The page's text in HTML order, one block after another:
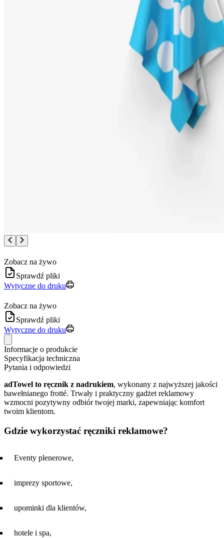
Zobacz na żywo
Sprawdź pliki
Wytyczne do druku
Zobacz na żywo
Sprawdź pliki
Wytyczne do druku
Informacje o produkcie
Specyfikacja techniczna
Pytania i odpowiedzi
adTowel to ręcznik z nadrukiem, wykonany z najwyższej jakości
bawełnianego frotté. Trwały i praktyczny gadżet reklamowy
wzmocni pozytywny odbiór twojej marki, zapewniając komfort
twoim klientom.
Gdzie wykorzystać ręczniki reklamowe?
Eventy plenerowe,
imprezy sportowe,
upominki dla klientów,
hotele i spa,